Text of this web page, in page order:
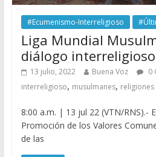
#Ecumenismo-Interreligioso
Liga Mundial
diálogo interreligioso
13 julio, 2022 Buena Voz 0
interreligioso, musulmanes, religiones
8:00 a.m. | 13 jul 22 (VTN/RNS).-
Promoción de los Valores
de las